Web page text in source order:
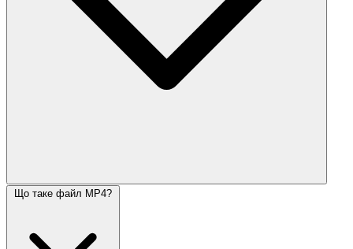
Що таке файл MP4?